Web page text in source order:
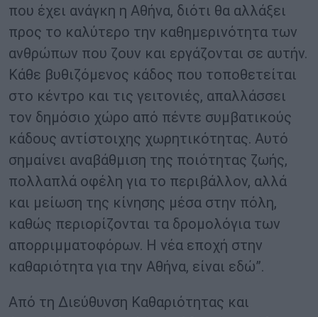
που έχει ανάγκη η Αθήνα, διότι θα αλλάξει
προς το καλύτερο την καθημερινότητα των
ανθρώπων που ζουν και εργάζονται σε αυτήν.
Κάθε βυθιζόμενος κάδος που τοποθετείται
στο κέντρο και τις γειτονιές, απαλλάσσει
τον δημόσιο χώρο από πέντε συμβατικούς
κάδους αντίστοιχης χωρητικότητας. Αυτό
σημαίνει αναβάθμιση της ποιότητας ζωής,
πολλαπλά οφέλη για το περιβάλλον, αλλά
και μείωση της κίνησης μέσα στην πόλη,
καθώς περιορίζονται τα δρομολόγια των
απορριμματοφόρων. Η νέα εποχή στην
καθαριότητα για την Αθήνα, είναι εδώ”.
Από τη Διεύθυνση Καθαριότητας και